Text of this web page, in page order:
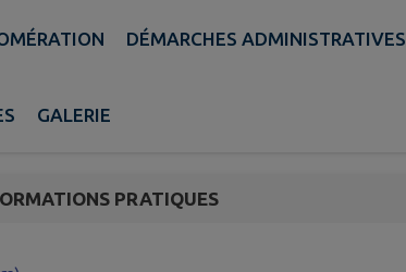
DÉMARCHES ADMINISTRATIVES
GALERIE
PRATIQUES